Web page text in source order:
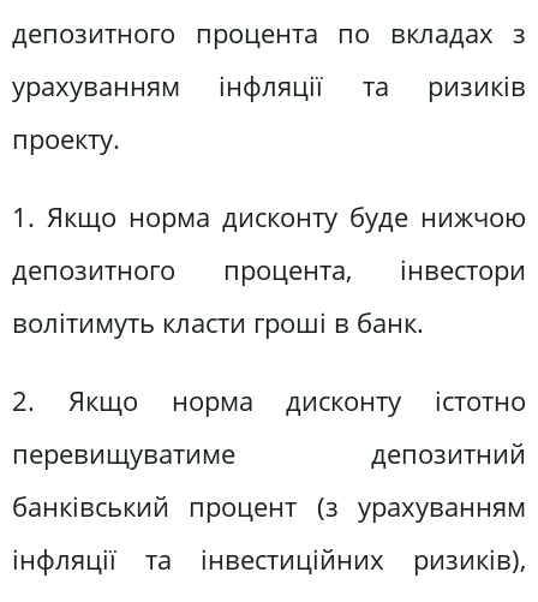
депозитного процента по вкладах з
урахуванням інфляції та ризиків
проекту.
1. Якщо норма дисконту буде нижчою
депозитного процента, інвестори
волітимуть класти гроші в банк.
2. Якщо норма дисконту істотно
перевищуватиме депозитний
банківський процент (з урахуванням
інфляції та інвестиційних ризиків),